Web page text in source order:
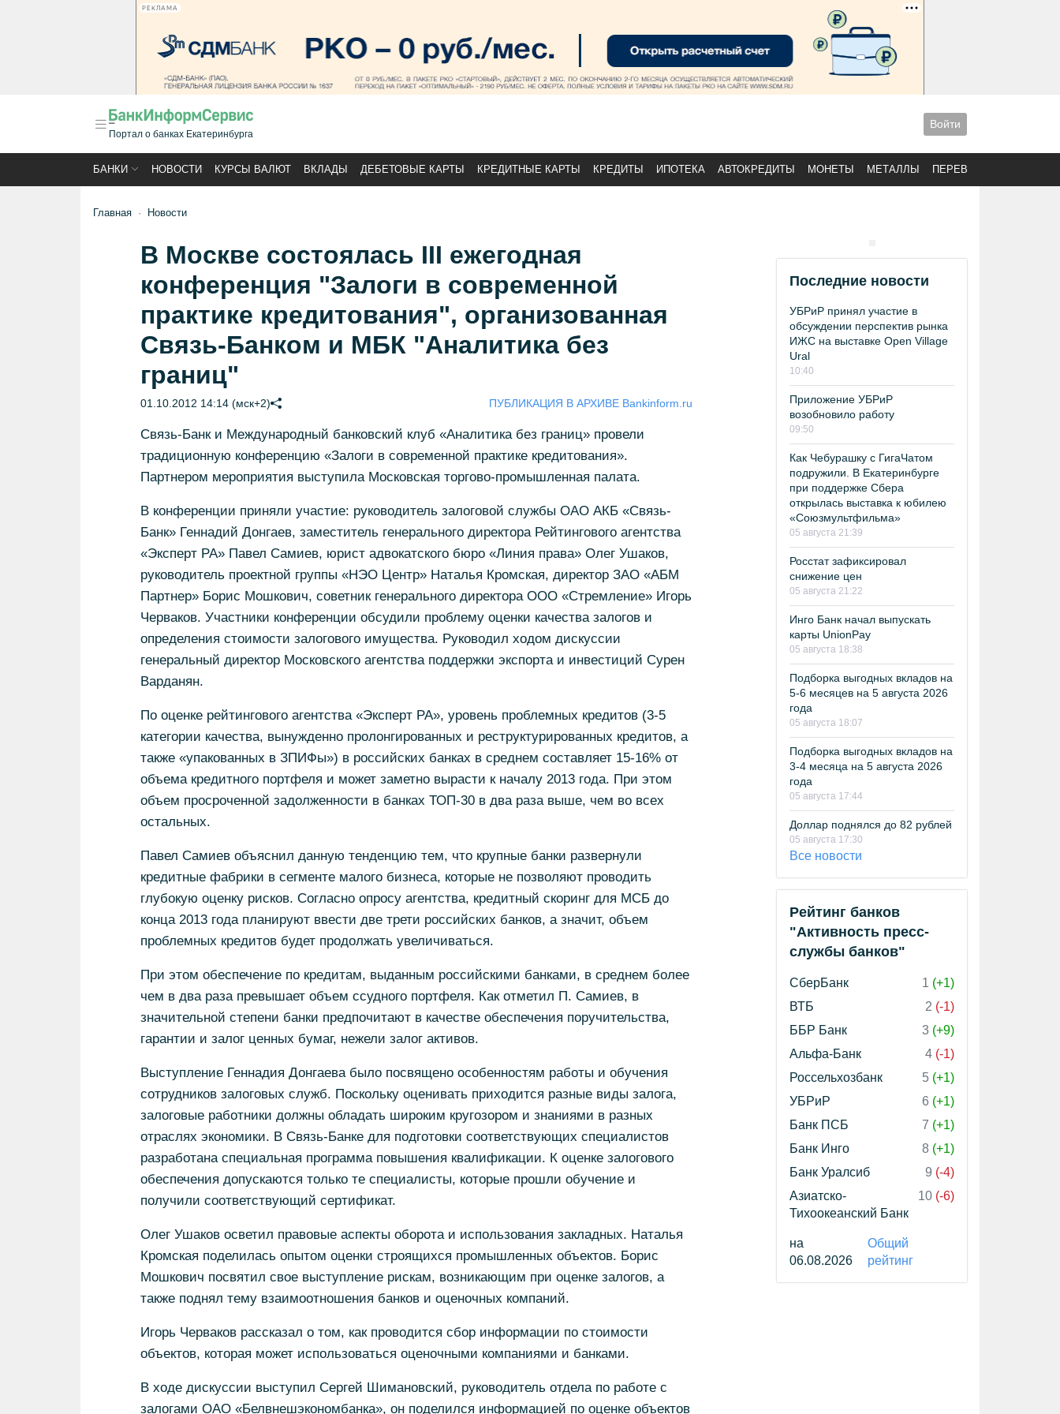
РЕКЛАМА
Портал о банках Екатеринбурга
Войти
БАНКИ НОВОСТИ КУРСЫ ВАЛЮТ ВКЛАДЫ ДЕБЕТОВЫЕ КАРТЫ КРЕДИТНЫЕ КАРТЫ КРЕДИТЫ ИПОТЕКА АВТОКРЕДИТЫ МОНЕТЫ МЕТАЛЛЫ ПЕРЕВОДЫ
Главная Новости
В Москве состоялась III ежегодная
конференция "Залоги в современной
практике кредитования", организованная
Связь-Банком и МБК "Аналитика без
границ"
01.10.2012 14:14 (мск+2) ПУБЛИКАЦИЯ В АРХИВЕ Bankinform.ru
Связь-Банк и Международный банковский клуб «Аналитика без границ» провели
традиционную конференцию «Залоги в современной практике кредитования».
Партнером мероприятия выступила Московская торгово-промышленная палата.
В конференции приняли участие: руководитель залоговой службы ОАО АКБ «Связь-
Банк» Геннадий Донгаев, заместитель генерального директора Рейтингового агентства
«Эксперт РА» Павел Самиев, юрист адвокатского бюро «Линия права» Олег Ушаков,
руководитель проектной группы «НЭО Центр» Наталья Кромская, директор ЗАО «АБМ
Партнер» Борис Мошкович, советник генерального директора ООО «Стремление» Игорь
Черваков. Участники конференции обсудили проблему оценки качества залогов и
определения стоимости залогового имущества. Руководил ходом дискуссии
генеральный директор Московского агентства поддержки экспорта и инвестиций Сурен
Варданян.
По оценке рейтингового агентства «Эксперт РА», уровень проблемных кредитов (3-5
категории качества, вынужденно пролонгированных и реструктурированных кредитов, а
также «упакованных в ЗПИФы») в российских банках в среднем составляет 15-16% от
объема кредитного портфеля и может заметно вырасти к началу 2013 года. При этом
объем просроченной задолженности в банках ТОП-30 в два раза выше, чем во всех
остальных.
Павел Самиев объяснил данную тенденцию тем, что крупные банки развернули
кредитные фабрики в сегменте малого бизнеса, которые не позволяют проводить
глубокую оценку рисков. Согласно опросу агентства, кредитный скоринг для МСБ до
конца 2013 года планируют ввести две трети российских банков, а значит, объем
проблемных кредитов будет продолжать увеличиваться.
При этом обеспечение по кредитам, выданным российскими банками, в среднем более
чем в два раза превышает объем ссудного портфеля. Как отметил П. Самиев, в
значительной степени банки предпочитают в качестве обеспечения поручительства,
гарантии и залог ценных бумаг, нежели залог активов.
Выступление Геннадия Донгаева было посвящено особенностям работы и обучения
сотрудников залоговых служб. Поскольку оценивать приходится разные виды залога,
залоговые работники должны обладать широким кругозором и знаниями в разных
отраслях экономики. В Связь-Банке для подготовки соответствующих специалистов
разработана специальная программа повышения квалификации. К оценке залогового
обеспечения допускаются только те специалисты, которые прошли обучение и
получили соответствующий сертификат.
Олег Ушаков осветил правовые аспекты оборота и использования закладных. Наталья
Кромская поделилась опытом оценки строящихся промышленных объектов. Борис
Мошкович посвятил свое выступление рискам, возникающим при оценке залогов, а
также поднял тему взаимоотношения банков и оценочных компаний.
Игорь Черваков рассказал о том, как проводится сбор информации по стоимости
объектов, которая может использоваться оценочными компаниями и банками.
В ходе дискуссии выступил Сергей Шимановский, руководитель отдела по работе с
залогами ОАО «Белвнешэкономбанка», он поделился информацией по оценке объектов
Последние новости
УБРиР принял участие в
обсуждении перспектив рынка
ИЖС на выставке Open Village
Ural
10:40
Приложение УБРиР
возобновило работу
09:50
Как Чебурашку с ГигаЧатом
подружили. В Екатеринбурге
при поддержке Сбера
открылась выставка к юбилею
«Союзмультфильма»
05 августа 21:39
Росстат зафиксировал
снижение цен
05 августа 21:22
Инго Банк начал выпускать
карты UnionPay
05 августа 18:38
Подборка выгодных вкладов на
5-6 месяцев на 5 августа 2026
года
05 августа 18:07
Подборка выгодных вкладов на
3-4 месяца на 5 августа 2026
года
05 августа 17:44
Доллар поднялся до 82 рублей
05 августа 17:30
Все новости
Рейтинг банков
"Активность пресс-
службы банков"
СберБанк 1 (+1)
ВТБ
2 (-1)
ББР Банк
3 (+9)
Альфа-Банк
4 (-1)
Россельхозбанк
5 (+1)
УБРиР
6 (+1)
Банк ПСБ
7 (+1)
Банк Инго
8 (+1)
Банк Уралсиб
9 (-4)
Азиатско-
Тихоокеанский Банк
10 (-6)
на
06.08.2026
Общий
рейтинг